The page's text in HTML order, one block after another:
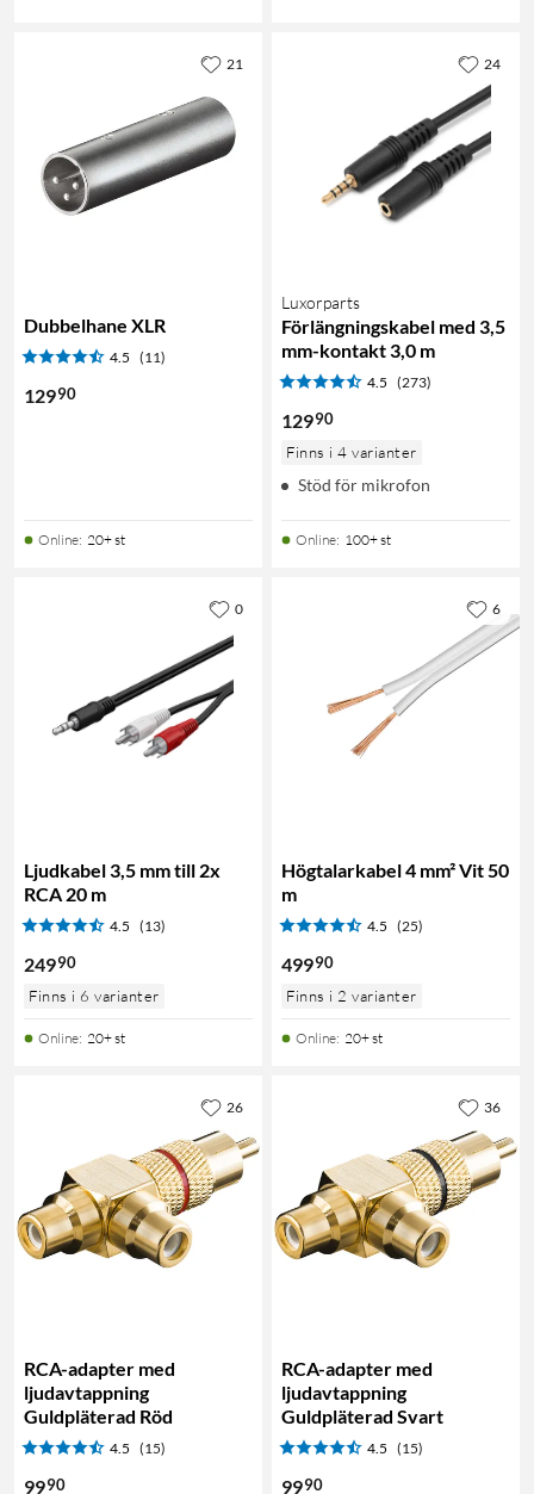
Dubbelhane XLR
4.5 (11)
12990
Online: 20+ st
21
Luxorparts
Förlängningskabel med 3,5
mm-kontakt 3,0 m
4.5 (273)
12990
Finns i 4 varianter
Stöd för mikrofon
Online: 100+ st
24
Ljudkabel 3,5 mm till 2x
RCA 20 m
4.5 (13)
24990
Finns i 6 varianter
Online: 20+ st
0
Högtalarkabel 4 mm² Vit 50
m
4.5 (25)
49990
Finns i 2 varianter
Online: 20+ st
6
RCA-adapter med
ljudavtappning
Guldpläterad Röd
4.5 (15)
9990
26
RCA-adapter med
ljudavtappning
Guldpläterad Svart
4.5 (15)
9990
36